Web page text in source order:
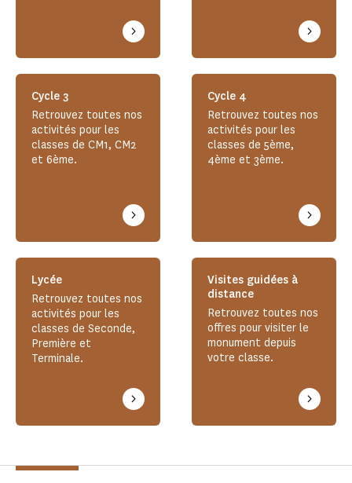
Cycle 3
Retrouvez toutes nos
activités pour les
classes de CM1, CM2
et 6ème.
Cycle 4
Retrouvez toutes nos
activités pour les
classes de 5ème,
4ème et 3ème.
Lycée
Retrouvez toutes nos
activités pour les
classes de Seconde,
Première et
Terminale.
Visites guidées à
distance
Retrouvez toutes nos
offres pour visiter le
monument depuis
votre classe.